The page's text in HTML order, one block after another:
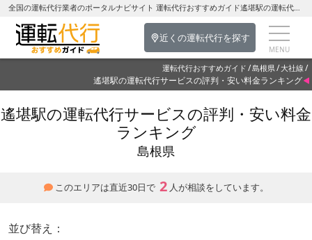
全国の運転代行業者のポータルナビサイト 運転代行おすすめガイド遙堪駅の運転代行を探す-島根県の運転代行
近くの運転代行を探す
運転代行おすすめガイド 島根県 大社線
遙堪駅の運転代行サービスの評判・安い料金ランキング
遙堪駅の運転代行サービスの評判・安い料金
ランキング
島根県
このエリアは直近30日で 2 人が相談をしています。
並び替え：